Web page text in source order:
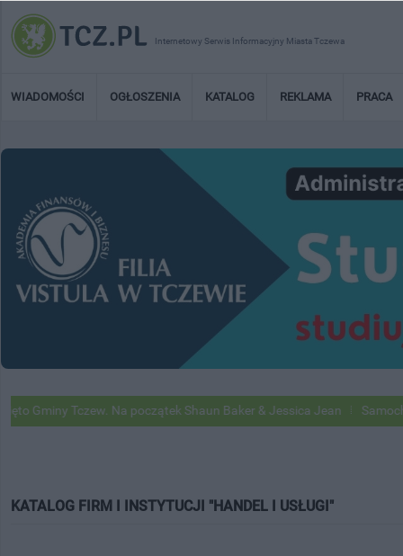
Internetowy Serwis Informacyjny Miasta Tczewa
WIADOMOŚCI OGŁOSZENIA KATALOG REKLAMA PRACA
Tczew. Na początek Shaun Baker & Jessica Jean Samochody
KATALOG FIRM I INSTYTUCJI "HANDEL I USŁUGI"